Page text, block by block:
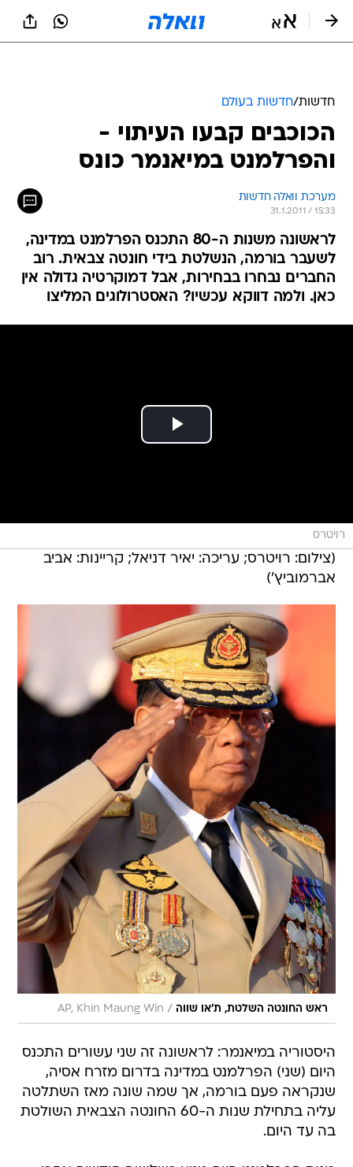
חדשות/חדשות בעולם
הכוכבים קבעו העיתוי -
והפרלמנט במיאנמר כונס
מערכת וואלה חדשות
31.1.2011 / 15:33
לראשונה משנות ה-80 התכנס הפרלמנט במדינה,
לשעבר בורמה, הנשלטת בידי חונטה צבאית. רוב
החברים נבחרו בבחירות, אבל דמוקרטיה גדולה אין
כאן. ולמה דווקא עכשיו? האסטרולוגים המליצו
רויטרס
(צילום: רויטרס; עריכה: יאיר דניאל; קריינות: אביב
אברמוביץ')
ראש החונטה השלטת, ת'או שווה /
AP, Khin Maung Win
היסטוריה במיאנמר: לראשונה זה שני עשורים התכנס
היום (שני) הפרלמנט במדינה בדרום מזרח אסיה,
שנקראה פעם בורמה, אך שמה שונה מאז השתלטה
עליה בתחילת שנות ה-60 החונטה הצבאית השולטת
בה עד היום.